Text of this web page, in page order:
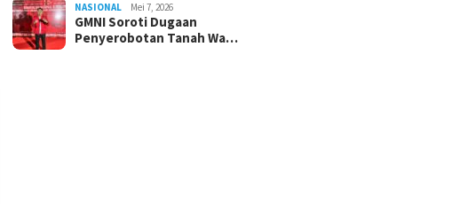
NASIONAL Mei 7, 2026
GMNI Soroti Dugaan
Penyerobotan Tanah Wa…